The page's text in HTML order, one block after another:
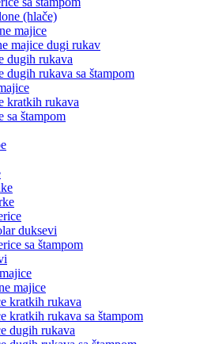
(hlače)
majice
majice dugi rukav
dugih rukava
dugih rukava sa štampom
kratkih rukava
sa štampom
duksevi
sa štampom
majice
kratkih rukava
kratkih rukava sa štampom
dugih rukava